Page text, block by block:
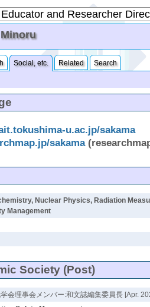
Social, etc. Related Search
u.ac.jp/sakama
sakama
Nuclear Physics, Radiation
Management
Society (Post)
会理事会メンバー:和文誌編集委員長 [Apr.